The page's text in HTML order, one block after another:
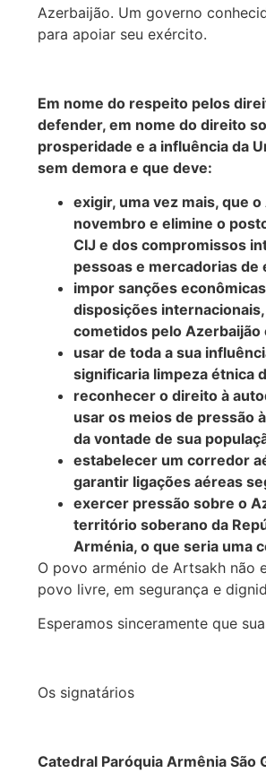
Azerbaijão. Um governo
para apoiar seu exército.
Em nome do respeito pelos
defender, em nome do direito
prosperidade e a influência da
sem demora e que deve:
exigir, uma vez mais, que
novembro e elimine o
CIJ e dos compromissos
pessoas e mercadorias de
impor sanções
disposições
cometidos pelo
usar de toda a sua
significaria limpeza étnica
reconhecer o direito à
usar os meios de pressão
da vontade de sua
estabelecer um corredor
garantir ligações aéreas
exercer pressão sobre o
território soberano da
Arménia, o que seria uma
O povo arménio de Artsakh não
povo livre, em segurança e
Esperamos sinceramente que
Os signatários
Catedral Paróquia Armênia São